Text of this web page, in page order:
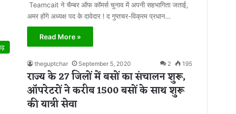
Teamcait ने चैम्बर ऑफ कॉमर्स चुनाव में अपनी सहभागिता जताई,
अमर होंगे अध्यक्ष पद के दावेदार ! द गुप्तचर-विक्रम प्रधान…
Read More »
theguptchar September 5, 2020 2 195
राज्य के 27 जिलों में बसों का संचालन शुरू,
ऑपरेटरों ने करीब 1500 बसों के साथ शुरू
की यात्री सेवा